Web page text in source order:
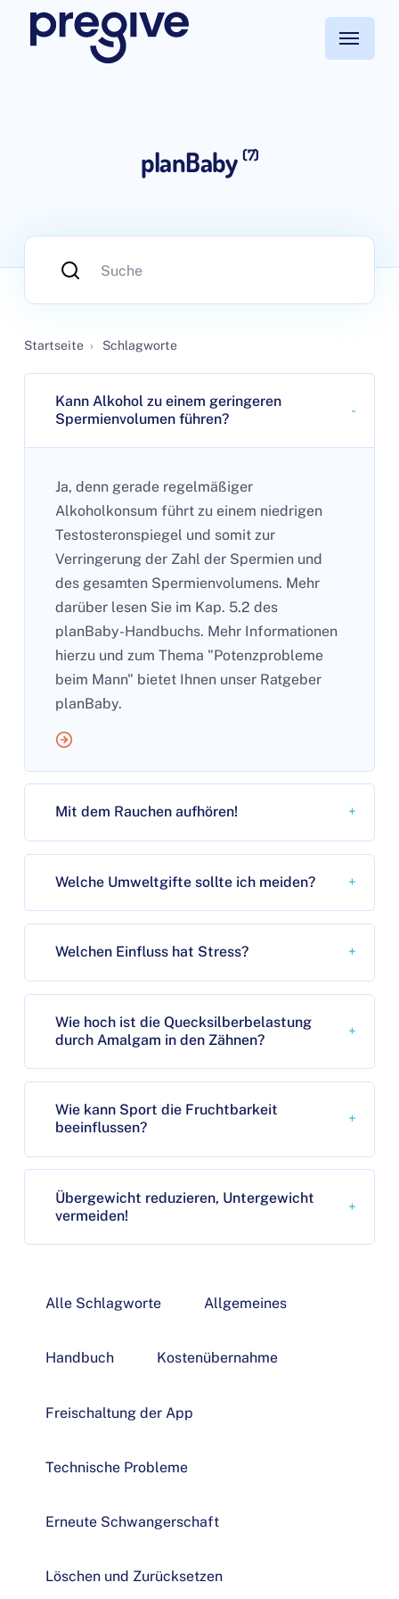
planBaby(7)
Startseite › Schlagworte
Kann Alkohol zu einem geringeren
Spermienvolumen führen?
Ja, denn gerade regelmäßiger
Alkoholkonsum führt zu einem niedrigen
Testosteronspiegel und somit zur
Verringerung der Zahl der Spermien und
des gesamten Spermienvolumens. Mehr
darüber lesen Sie im Kap. 5.2 des
planBaby-Handbuchs. Mehr Informationen
hierzu und zum Thema "Potenzprobleme
beim Mann" bietet Ihnen unser Ratgeber
planBaby.
Mit dem Rauchen aufhören!
Welche Umweltgifte sollte ich meiden?
Welchen Einfluss hat Stress?
Wie hoch ist die Quecksilberbelastung
durch Amalgam in den Zähnen?
Wie kann Sport die Fruchtbarkeit
beeinflussen?
Übergewicht reduzieren, Untergewicht
vermeiden!
Alle Schlagworte Allgemeines
Handbuch Kostenübernahme
Freischaltung der App
Technische Probleme
Erneute Schwangerschaft
Löschen und Zurücksetzen